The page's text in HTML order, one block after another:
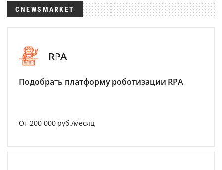
CNEWSMARKET
RPA
Подобрать платформу роботизации RPA
От 200 000 руб./месяц